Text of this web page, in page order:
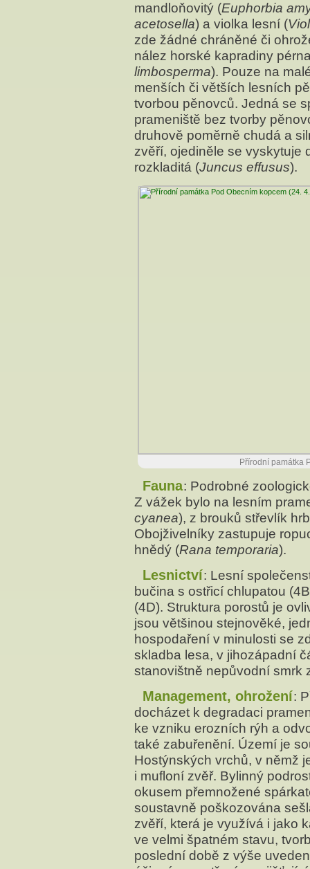
mandloňovitý (Euphorbia
acetosella) a violka lesní (
zde žádné chráněné či
nález horské kapradiny
limbosperma). Pouze na
menších či větších lesních
tvorbou pěnovců. Jedná se
prameniště bez tvorby
druhově poměrně chudá a
zvěří, ojediněle se vyskytuje
rozkladitá (Juncus effusus).
Přírodní památka
Fauna: Podrobné
Z vážek bylo na lesním
cyanea), z brouků střevlík
Obojživelníky zastupuje
hnědý (Rana temporaria).
Lesnictví: Lesní
bučina s ostřicí chlupatou
(4D). Struktura porostů je
jsou většinou stejnověké,
hospodaření v minulosti se
skladba lesa, v jihozápadní
stanovištně nepůvodní smrk
Management, ohrožení:
docházet k degradaci
ke vzniku erozních rýh a
také zabuřenění. Území je
Hostýnských vrchů, v němž
i mufloní zvěř. Bylinný
okusem přemnožené
soustavně poškozována
zvěří, která je využívá i jako
ve velmi špatném stavu,
poslední době z výše